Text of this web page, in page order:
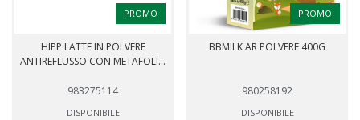
PROMO
HIPP LATTE IN POLVERE
ANTIREFLUSSO CON METAFOLI...
983275114
DISPONIBILE
PROMO
BBMILK AR POLVERE 400G
980258192
DISPONIBILE